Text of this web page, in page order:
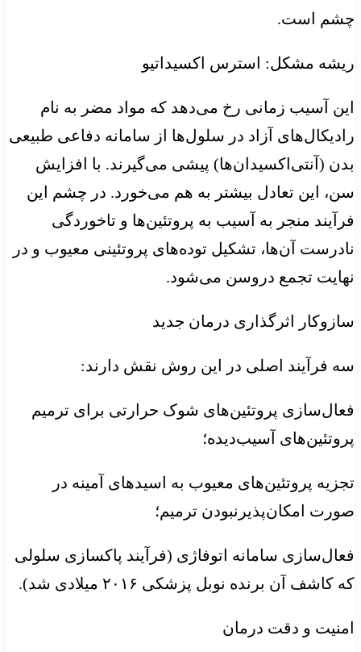
چشم است.
ریشه مشکل: استرس اکسیداتیو
این آسیب زمانی رخ می‌دهد که مواد مضر به نام
رادیکال‌های آزاد در سلول‌ها از سامانه دفاعی طبیعی
بدن (آنتی‌اکسیدان‌ها) پیشی می‌گیرند. با افزایش
سن، این تعادل بیشتر به هم‌ می‌خورد. در چشم این
فرآیند منجر به آسیب به پروتئین‌ها و تاخوردگی
نادرست آن‌ها، تشکیل توده‌های پروتئینی معیوب و در
نهایت تجمع دروسن می‌شود.
سازوکار اثرگذاری درمان جدید
سه فرآیند اصلی در این روش نقش دارند:
فعال‌سازی پروتئین‌های شوک حرارتی برای ترمیم
پروتئین‌های آسیب‌دیده؛
تجزیه پروتئین‌های معیوب به اسیدهای آمینه در
صورت امکان‌پذیرنبودن ترمیم؛
فعال‌سازی سامانه اتوفاژی (فرآیند پاکسازی سلولی
که کاشف آن برنده نوبل پزشکی ۲۰۱۶ میلادی شد).
امنیت و دقت درمان